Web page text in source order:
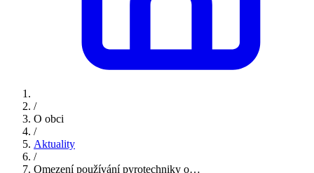
/
O obci
/
Aktuality
/
Omezení používání pyrotechniky o…